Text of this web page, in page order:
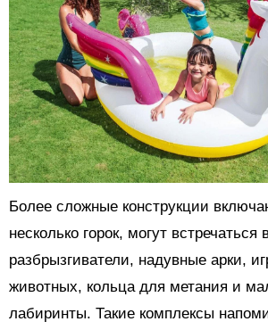
Более сложные конструкции
несколько горок, могут встречаться
разбрызгиватели, надувные арки,
животных, кольца для метания и
лабиринты. Такие комплексы